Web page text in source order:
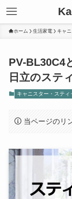
ホーム 生活家電 キャ
PV-BL30C4
日立のステ
キャニスター・スティ
当ページのリ